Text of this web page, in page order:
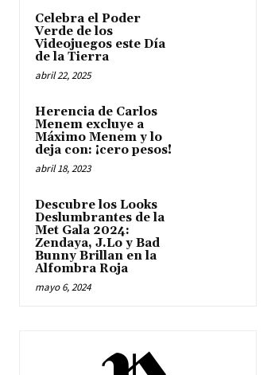
Celebra el Poder
Verde de los
Videojuegos este Día
de la Tierra
abril 22, 2025
Herencia de Carlos
Menem excluye a
Máximo Menem y lo
deja con: ¡cero pesos!
abril 18, 2023
Descubre los Looks
Deslumbrantes de la
Met Gala 2024:
Zendaya, J.Lo y Bad
Bunny Brillan en la
Alfombra Roja
mayo 6, 2024